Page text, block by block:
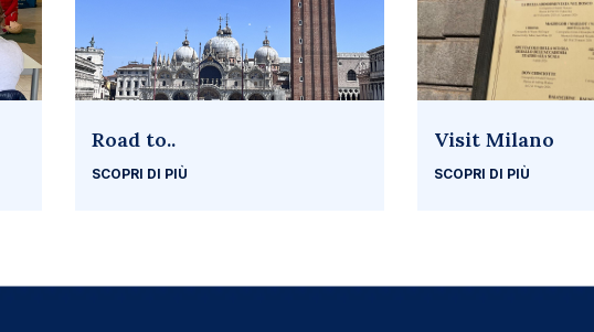
Road to..
SCOPRI DI PIÙ
Visit Milano
SCOPRI DI PIÙ